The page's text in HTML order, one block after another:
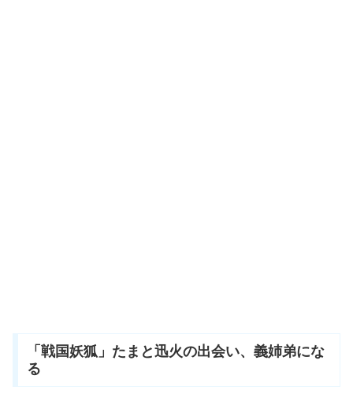
「戦国妖狐」たまと迅火の出会い、義姉弟にな
る